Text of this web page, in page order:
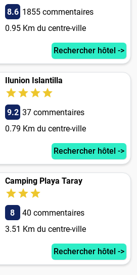
8.6 1855 commentaires
0.95 Km du centre-ville
Rechercher hôtel ->
Ilunion Islantilla
9.2 37 commentaires
0.79 Km du centre-ville
Rechercher hôtel ->
Camping Playa Taray
8
40 commentaires
3.51 Km du centre-ville
Rechercher hôtel ->